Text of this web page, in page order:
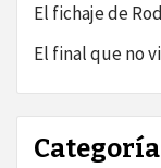
El fichaje de
El final que no